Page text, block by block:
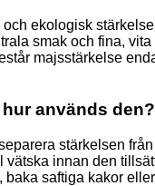
ekologisk
smak och fina,
majsstärkelse
används den?
stärkelsen
vätska innan den
baka saftiga kakor